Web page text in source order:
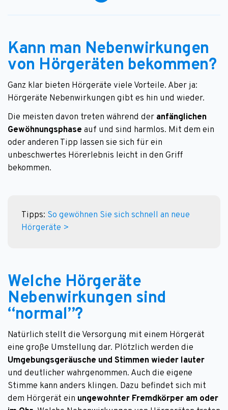
Kann man Nebenwirkungen
von Hörgeräten bekommen?
Ganz klar bieten Hörgeräte viele Vorteile. Aber ja:
Hörgeräte Nebenwirkungen gibt es hin und wieder.
Die meisten davon treten während der anfänglichen
Gewöhnungsphase auf und sind harmlos. Mit dem ein
oder anderen Tipp lassen sie sich für ein
unbeschwertes Hörerlebnis leicht in den Griff
bekommen.
Tipps: So gewöhnen Sie sich schnell an neue
Hörgeräte >
Welche Hörgeräte
Nebenwirkungen sind
“normal”?
Natürlich stellt die Versorgung mit einem Hörgerät
eine große Umstellung dar. Plötzlich werden die
Umgebungsgeräusche und Stimmen wieder lauter
und deutlicher wahrgenommen. Auch die eigene
Stimme kann anders klingen. Dazu befindet sich mit
dem Hörgerät ein ungewohnter Fremdkörper am oder